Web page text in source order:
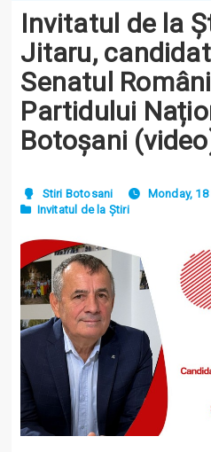
Invitatul de la
Jitaru,
Senatul
Partidului
Botoșani
Stiri Botosani
Monday,
Invitatul de la Știri